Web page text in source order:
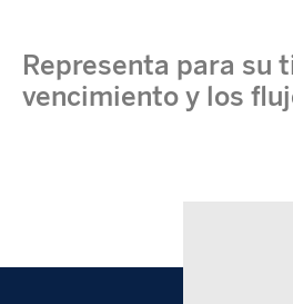
Representa para su
vencimiento y los